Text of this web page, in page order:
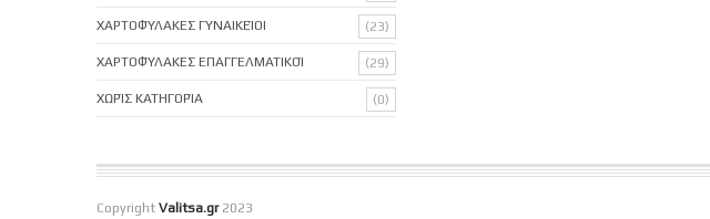
ΧΑΡΤΟΦΎΛΑΚΕΣ ΓΥΝΑΙΚΕΊΟΙ (23)
ΧΑΡΤΟΦΎΛΑΚΕΣ ΕΠΑΓΓΕΛΜΑΤΙΚΟΊ (29)
ΧΩΡΊΣ ΚΑΤΗΓΟΡΊΑ (0)
Copyright Valitsa.gr2023